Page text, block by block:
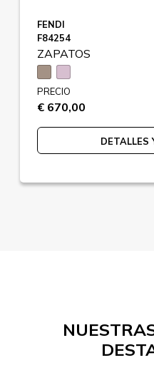
FENDI
F84254
ZAPATOS
PRECIO
€ 670,00
DETALLES